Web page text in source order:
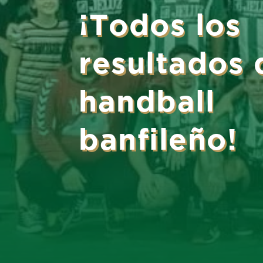
¡Todos los
resultados
handball
banfileño!